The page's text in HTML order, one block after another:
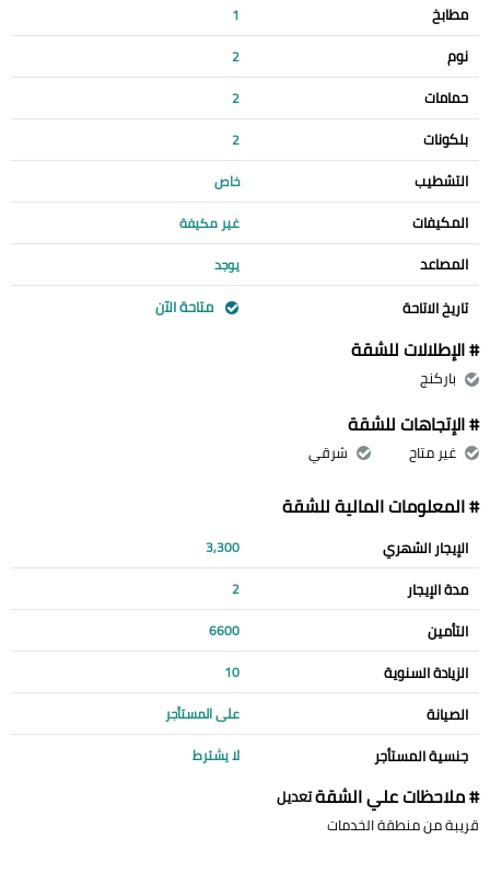
مطابخ 1
نوم 2
حمامات 2
بلكونات 2
التشطيب خاص
المكيفات غير مكيفة
المصاعد يوجد
تاريخ الاتاحة متاحة الآن
# الإطلالات للشقة
باركنج
# الإتجاهات للشقة
غير متاح شرقي
# المعلومات المالية للشقة
الإيجار الشهري 3,300
مدة الإيجار 2
التأمين 6600
الزيادة السنوية 10
الصيانة على المستأجر
جنسية المستأجر لا يشترط
# ملاحظات علي الشقةتعديل
قريبة من منطقة الخدمات